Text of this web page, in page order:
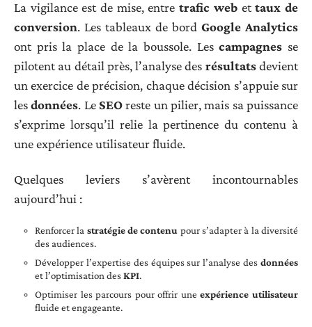
La vigilance est de mise, entretrafic webettaux de
conversion. Les tableaux de bord Google Analytics
ont pris la place de la boussole. Lescampagnes se
pilotent au détail près, l’analyse des résultatsdevient
un exercice de précision, chaque décision s’appuie sur
lesdonnées. Le SEOreste un pilier, mais sa puissance
s’exprime lorsqu’il relie la pertinence du contenu à
une expérience utilisateur fluide.
Quelques leviers s’avèrent incontournables
aujourd’hui :
Renforcer la stratégie de contenu pour s’adapter à la diversité
des audiences.
Développer l’expertise des équipes sur l’analyse des données
et l’optimisation desKPI.
Optimiser les parcours pour offrir uneexpérience utilisateur
fluide et engageante.